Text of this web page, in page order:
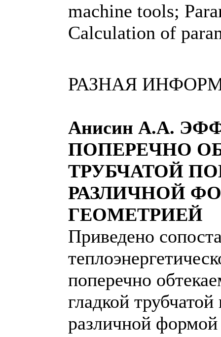
machine tools;
Calculation of
РАЗНАЯ
Анисин А.А.
ПОПЕРЕЧНО
ТРУБЧАТОЙ
РАЗЛИЧНОЙ
ГЕОМЕТРИЕЙ
Приведено
поперечно
гладкой
различной